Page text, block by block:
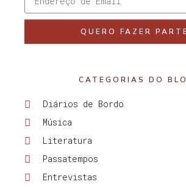
QUERO FAZER
CATEGORIAS DO
Diários de Bordo
Música
Literatura
Passatempos
Entrevistas